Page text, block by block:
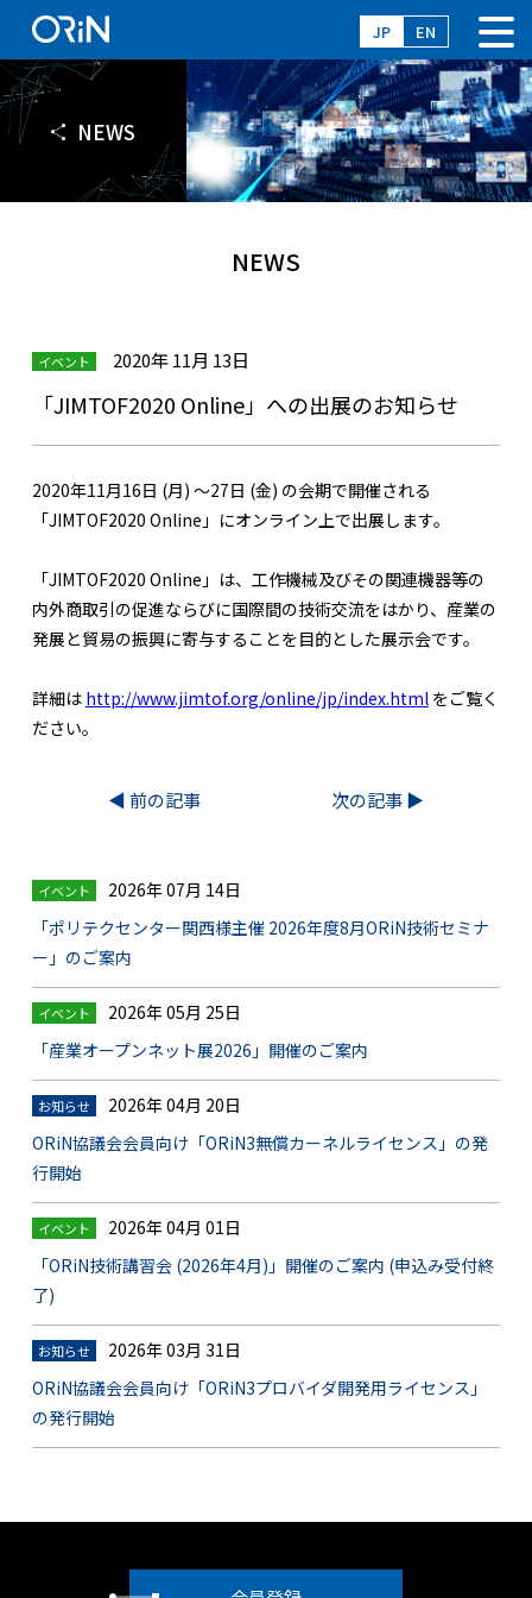
JP EN
NEWS
NEWS
イベント 2020年 11月 13日
「JIMTOF2020 Online」への出展のお知らせ
2020年11月16日 (月) ～27日 (金) の会期で開催される
「JIMTOF2020 Online」にオンライン上で出展します。
「JIMTOF2020 Online」は、工作機械及びその関連機器等の
内外商取引の促進ならびに国際間の技術交流をはかり、産業の
発展と貿易の振興に寄与することを目的とした展示会です。
詳細は http://www.jimtof.org/online/jp/index.htmlをご覧く
ださい。
◀︎ 前の記事 次の記事 ▶︎
イベント
2026年 07月 14日
「ポリテクセンター関西様主催 2026年度8月ORiN技術セミナ
ー」のご案内
イベント
2026年 05月 25日
「産業オープンネット展2026」開催のご案内
お知らせ
2026年 04月 20日
ORiN協議会会員向け「ORiN3無償カーネルライセンス」の発
行開始
イベント
2026年 04月 01日
「ORiN技術講習会 (2026年4月)」開催のご案内 (申込み受付終
了)
お知らせ
2026年 03月 31日
ORiN協議会会員向け「ORiN3プロバイダ開発用ライセンス」
の発行開始